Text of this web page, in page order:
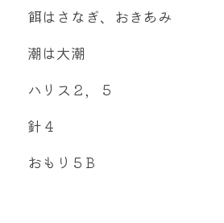
餌はさなぎ、おきあみ
潮は大潮
ハリス２，５
針４
おもり５B